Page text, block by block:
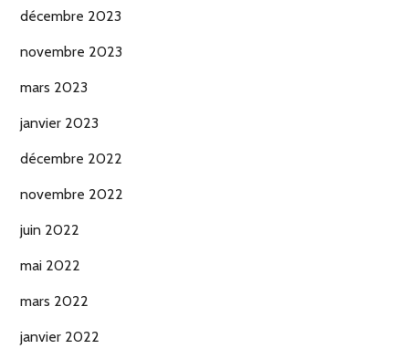
décembre 2023
novembre 2023
mars 2023
janvier 2023
décembre 2022
novembre 2022
juin 2022
mai 2022
mars 2022
janvier 2022